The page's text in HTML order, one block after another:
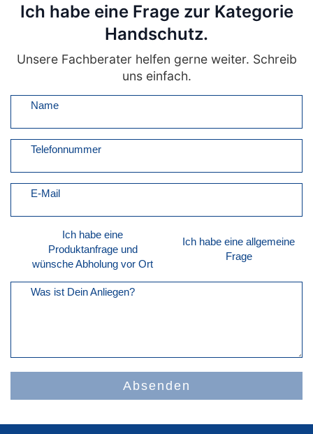
Ich habe eine Frage zur Kategorie
Handschutz.
Unsere Fachberater helfen gerne weiter. Schreib
uns einfach.
Name
Telefonnummer
E-Mail
Ich habe eine
Produktanfrage und
wünsche Abholung vor Ort
Ich habe eine allgemeine
Frage
Was ist Dein Anliegen?
Absenden